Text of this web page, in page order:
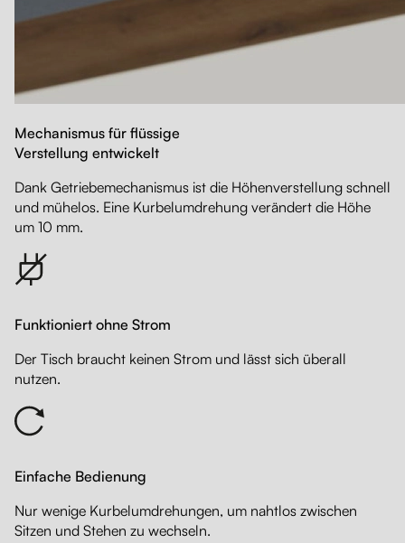
Mechanismus für flüssige
Verstellung entwickelt
Dank Getriebemechanismus ist die Höhenverstellung schnell
und mühelos. Eine Kurbelumdrehung verändert die Höhe
um 10 mm.
Funktioniert ohne Strom
Der Tisch braucht keinen Strom und lässt sich überall
nutzen.
Einfache Bedienung
Nur wenige Kurbelumdrehungen, um nahtlos zwischen
Sitzen und Stehen zu wechseln.